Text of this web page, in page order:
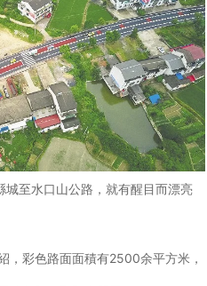
至水口山公路，就有醒目而漂亮
，彩色路面面積有2500余平方米，